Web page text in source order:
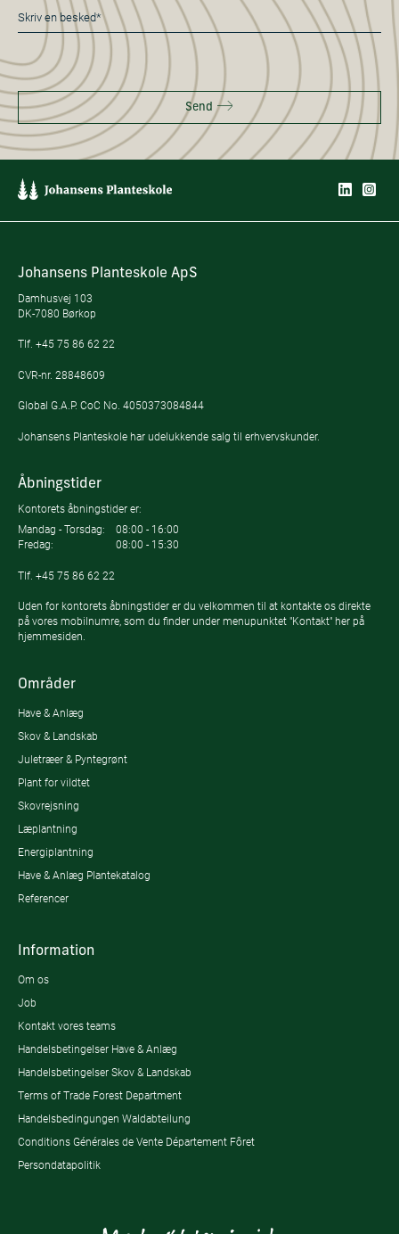
Besked
*
Send
Johansens Planteskole ApS
Damhusvej 103
DK-7080 Børkop
Tlf. +45 75 86 62 22
CVR-nr. 28848609
Global G.A.P. CoC No. 4050373084844
Johansens Planteskole har udelukkende salg til erhvervskunder.
Åbningstider
Kontorets åbningstider er:
Mandag - Torsdag:
08:00 - 16:00
Fredag:
08:00 - 15:30
Tlf. +45 75 86 62 22
Uden for kontorets åbningstider er du velkommen til at kontakte os direkte
på vores mobilnumre, som du finder under menupunktet "Kontakt" her på
hjemmesiden.
Områder
Have & Anlæg
Skov & Landskab
Juletræer & Pyntegrønt
Plant for vildtet
Skovrejsning
Læplantning
Energiplantning
Have & Anlæg Plantekatalog
Referencer
Information
Om os
Job
Kontakt vores teams
Handelsbetingelser Have & Anlæg
Handelsbetingelser Skov & Landskab
Terms of Trade Forest Department
Handelsbedingungen Waldabteilung
Conditions Générales de Vente Département Fôret
Persondatapolitik